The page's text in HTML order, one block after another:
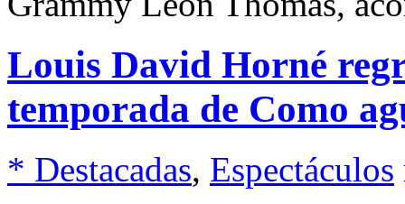
Louis David Horné
temporada de Como
* Destacadas, Espectáculos